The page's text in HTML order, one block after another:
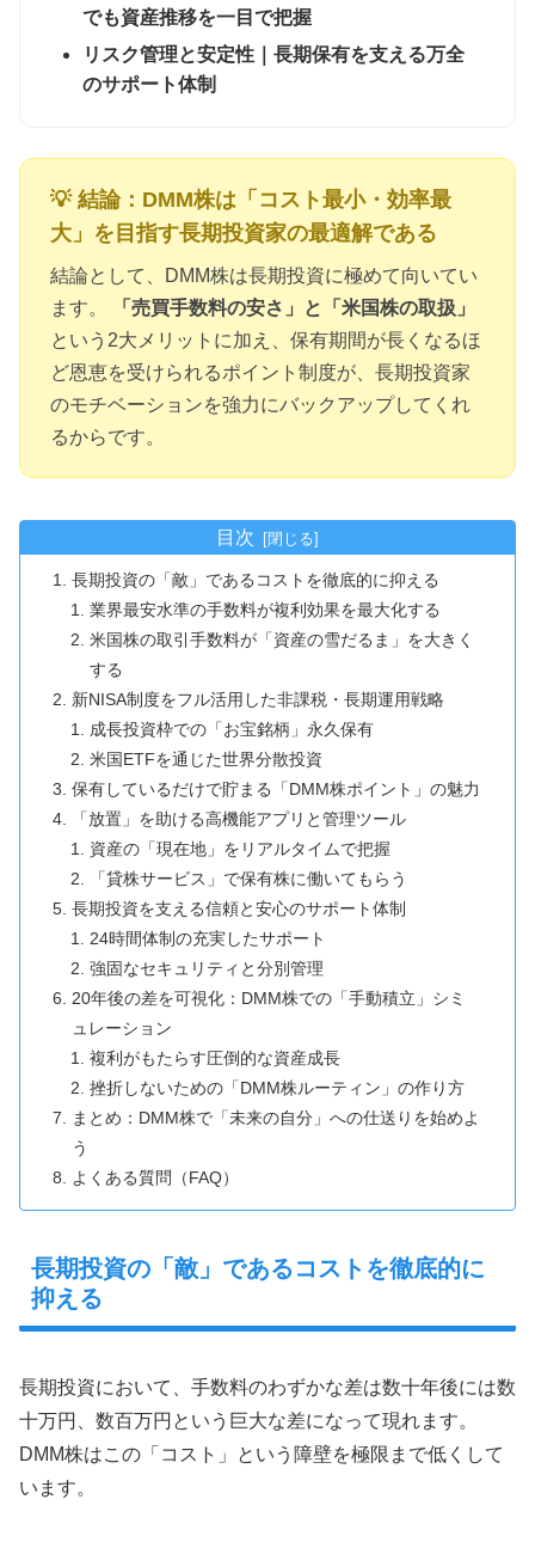
でも資産推移を一目で把握
リスク管理と安定性｜長期保有を支える万全
のサポート体制
💡 結論：DMM株は「コスト最小・効率最
大」を目指す長期投資家の最適解である
結論として、DMM株は長期投資に極めて向いてい
ます。
「売買手数料の安さ」と「米国株の取扱」
という2大メリットに加え、保有期間が長くなるほ
ど恩恵を受けられるポイント制度が、長期投資家
のモチベーションを強力にバックアップしてくれ
るからです。
目次
長期投資の「敵」であるコストを徹底的に抑える
業界最安水準の手数料が複利効果を最大化する
米国株の取引手数料が「資産の雪だるま」を大きく
する
新NISA制度をフル活用した非課税・長期運用戦略
成長投資枠での「お宝銘柄」永久保有
米国ETFを通じた世界分散投資
保有しているだけで貯まる「DMM株ポイント」の魅力
「放置」を助ける高機能アプリと管理ツール
資産の「現在地」をリアルタイムで把握
「貸株サービス」で保有株に働いてもらう
長期投資を支える信頼と安心のサポート体制
24時間体制の充実したサポート
強固なセキュリティと分別管理
20年後の差を可視化：DMM株での「手動積立」シミ
ュレーション
複利がもたらす圧倒的な資産成長
挫折しないための「DMM株ルーティン」の作り方
まとめ：DMM株で「未来の自分」への仕送りを始めよ
う
よくある質問（FAQ）
長期投資の「敵」であるコストを徹底的に
抑える
長期投資において、手数料のわずかな差は数十年後には数
十万円、数百万円という巨大な差になって現れます。
DMM株はこの「コスト」という障壁を極限まで低くして
います。